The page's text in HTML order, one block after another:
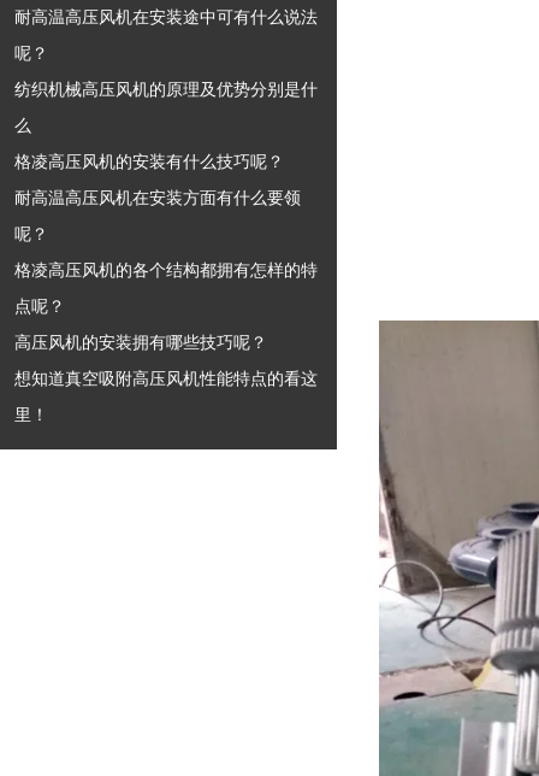
耐高温高压风机在安装途中可有什么说法
呢？
纺织机械高压风机的原理及优势分别是什
么
格凌高压风机的安装有什么技巧呢？
耐高温高压风机在安装方面有什么要领
呢？
格凌高压风机的各个结构都拥有怎样的特
点呢？
高压风机的安装拥有哪些技巧呢？
想知道真空吸附高压风机性能特点的看这
里！